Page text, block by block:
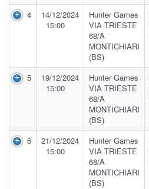
4
14/12/2024
15:00
Hunter Games
VIA TRIESTE
68/A
MONTICHIARI
(BS)
5
19/12/2024
15:00
Hunter Games
VIA TRIESTE
68/A
MONTICHIARI
(BS)
6
21/12/2024
15:00
Hunter Games
VIA TRIESTE
68/A
MONTICHIARI
(BS)